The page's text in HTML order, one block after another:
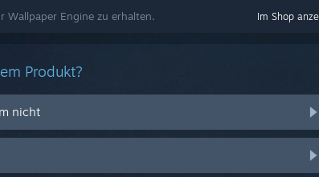
Im Shop
Wallpaper Engine zu erhalten.
Produkt?
nicht